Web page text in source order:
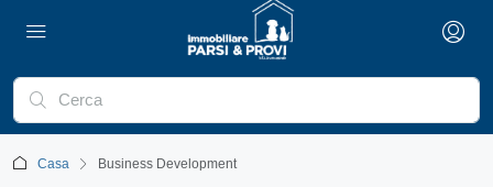
Casa Business Development